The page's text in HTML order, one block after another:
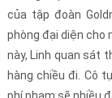
của tập đoàn
phòng đại diện cho
này, Linh quan sát
hàng chiều đi. Cô